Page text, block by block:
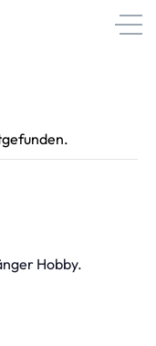
Hobby.